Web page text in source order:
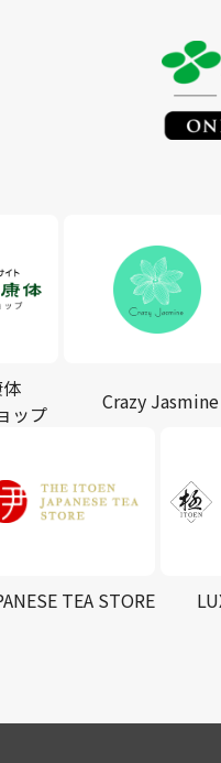
ップ
Crazy Jasmine
TEA STORE